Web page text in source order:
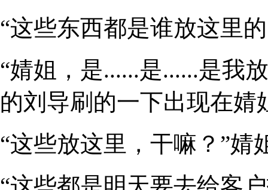
“这些东西都是谁放这里
“婧姐，是......是......是我
的刘导刷的一下出现在婧
“这些放这里，干嘛？”婧